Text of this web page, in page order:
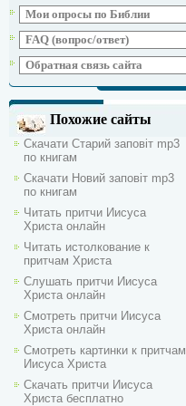
Мои опросы по Библии
FAQ (вопрос/ответ)
Обратная связь сайта
Похожие сайты
Скачати Старий заповіт mp3
по книгам
Скачати Новий заповіт mp3
по книгам
Читать притчи Иисуса
Христа онлайн
Читать истолкование к
притчам Христа
Слушать притчи Иисуса
Христа онлайн
Смотреть притчи Иисуса
Христа онлайн
Смотреть картинки к притчам
Иисуса Христа
Скачать притчи Иисуса
Христа бесплатно